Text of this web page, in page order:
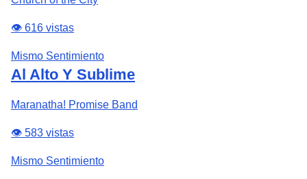
👁️ 616 vistas
Mismo Sentimiento
Al Alto Y Sublime
Maranatha! Promise Band
👁️ 583 vistas
Mismo Sentimiento